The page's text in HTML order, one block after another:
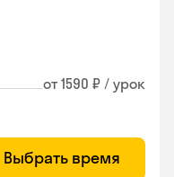
от 1590 ₽ / урок
Выбрать время